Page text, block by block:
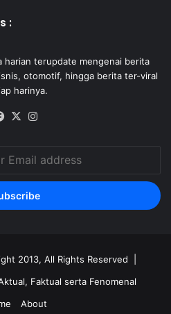
:
harian terupdate mengenai berita
otomotif, hingga berita ter-viral
harinya.
Facebook
X
2013, All Rights Reserved |
Faktual serta Fenomenal
About